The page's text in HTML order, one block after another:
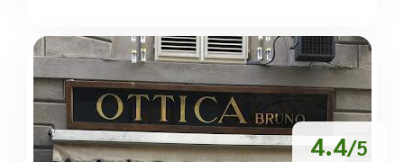
4.4/5